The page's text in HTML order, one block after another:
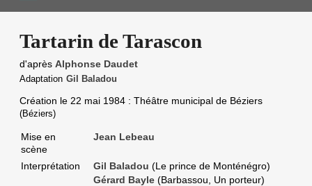
Tartarin de Tarascon
d'après Alphonse Daudet
Adaptation Gil Baladou
Création le 22 mai 1984 : Théâtre municipal de Béziers
(Béziers)
Mise en
scène
Jean Lebeau
Interprétation Gil Baladou (Le prince de Monténégro)
Gérard Bayle (Barbassou, Un porteur)